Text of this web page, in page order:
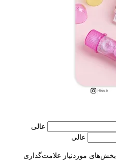
عالی
عالی
بخش‌های موردنیاز علامت‌گذاری